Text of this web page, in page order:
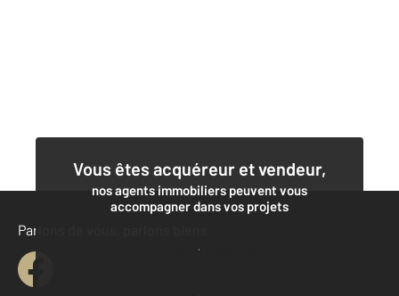
Vous êtes acquéreur et vendeur,
nos agents immobiliers peuvent vous
accompagner dans vos projets
Contacter l'agence
Parlons de vous, parlons biens